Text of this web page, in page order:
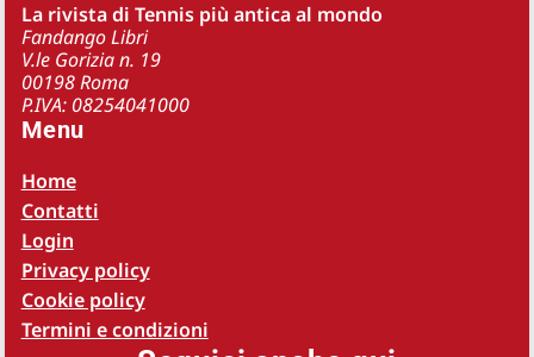
La rivista di Tennis più antica al mondo
Fandango Libri
V.le Gorizia n. 19
00198 Roma
P.IVA: 08254041000
Menu
Home
Contatti
Login
Privacy policy
Cookie policy
Termini e condizioni